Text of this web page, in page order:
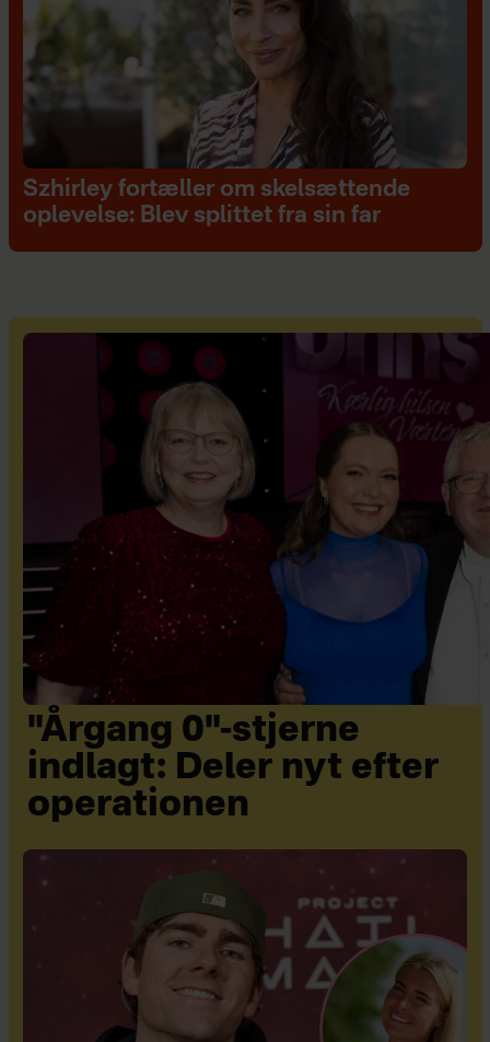
Szhirley fortæller om skelsættende
oplevelse: Blev splittet fra sin far
"Årgang 0"-stjerne
indlagt: Deler nyt efter
operationen